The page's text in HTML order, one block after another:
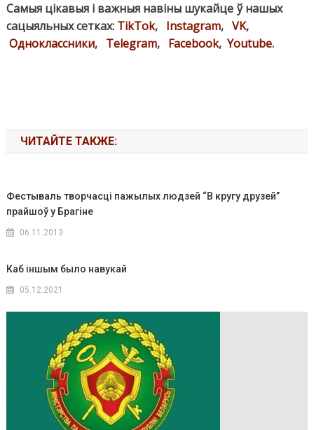
Самыя цікавыя і важныя навіны шукайце ў нашых
сацыяльных сетках: TikTok, Instagram, VK,
Одноклассники, Telegram, Facebook, Youtube.
ЧИТАЙТЕ ТАКЖЕ:
Фестываль творчасці пажылых людзей “В кругу друзей”
прайшоў у Брагіне
06.11.2013
Каб іншым было навукай
05.12.2021